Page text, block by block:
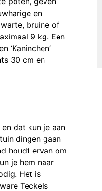
en
bruine of
9 kg. Een
‘Kaninchen’
30 cm en
dat kun je aan
dingen gaan
houdt ervan om
je hem naar
Het is
Teckels